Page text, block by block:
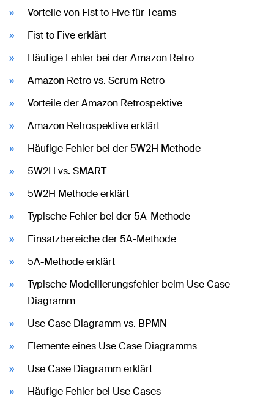
Vorteile von Fist to Five für Teams
Fist to Five erklärt
Häufige Fehler bei der Amazon Retro
Amazon Retro vs. Scrum Retro
Vorteile der Amazon Retrospektive
Amazon Retrospektive erklärt
Häufige Fehler bei der 5W2H Methode
5W2H vs. SMART
5W2H Methode erklärt
Typische Fehler bei der 5A-Methode
Einsatzbereiche der 5A-Methode
5A-Methode erklärt
Typische Modellierungsfehler beim Use Case
Diagramm
Use Case Diagramm vs. BPMN
Elemente eines Use Case Diagramms
Use Case Diagramm erklärt
Häufige Fehler bei Use Cases